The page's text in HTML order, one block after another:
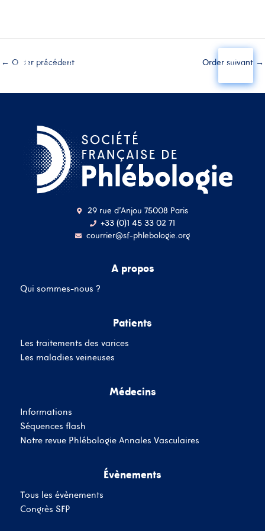
← Order précédent Order suivant →
29 rue d'Anjou 75008 Paris
+33 (0)1 45 33 02 71
courrier@sf-phlebologie.org
A propos
Qui sommes-nous ?
Patients
Les traitements des varices
Les maladies veineuses
Médecins
Informations
Séquences flash
Notre revue Phlébologie Annales Vasculaires
Évènements
Tous les évènements
Congrès SFP
adresse mail
Se souvenir de moi
SE CONNECTER
Inscrivez-Vous